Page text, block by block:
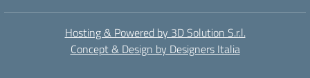
Hosting & Powered by 3D Solution S.r.l.
Concept & Design by Designers Italia